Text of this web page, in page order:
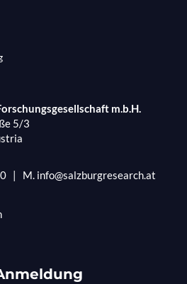
m.b.H.
5/3
M. info@salzburgresearch.at